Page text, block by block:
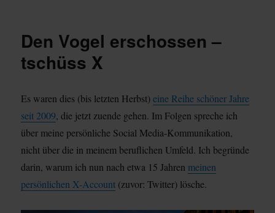
.vs.
Den Vogel erschossen –
tschüss X
Es waren dies (bis letzten Herbst)eine Reihe schöner Jahre
seit 2009, die jetzt zuende gehen. Im Folgen spreche ich
über meine persönliche Social Media-Kommunikation,
nicht über die in meinem beruflichen Umfeld. Ich begründe
darin, warum ich nun nach etwa 15 Jahren meinen
persönlichen X-Account (zuvor: Twitter) lösche.